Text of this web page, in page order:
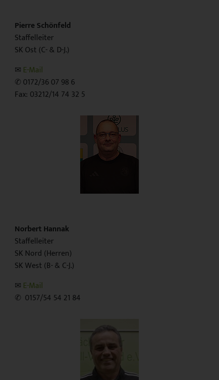
Pierre Schönfeld
Staffelleiter
SK Ost (C- & D-J.)
✉︎ E-Mail
✆ 0172/36 07 98 6
Fax: 03212/14 74 32 5
Norbert Hannak
Staffelleiter
SK Nord (Herren)
SK West (B- & C-J.)
✉︎ E-Mail
✆ 0157/54 54 21 84